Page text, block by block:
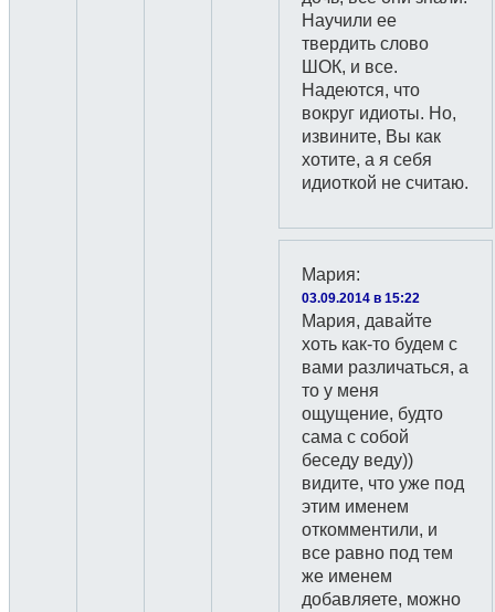
Научили ее
твердить слово
ШОК, и все.
Надеются, что
вокруг идиоты. Но,
извините, Вы как
хотите, а я себя
идиоткой не считаю.
Мария:
03.09.2014 в 15:22
Мария, давайте
хоть как-то будем с
вами различаться, а
то у меня
ощущение, будто
сама с собой
беседу веду))
видите, что уже под
этим именем
откомментили, и
все равно под тем
же именем
добавляете, можно